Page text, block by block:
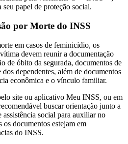
seu papel de proteção social.
por Morte do INSS
em casos de feminicídio, os
devem reunir a documentação
de óbito da segurada, documentos de
dependentes, além de documentos
econômica e o vínculo familiar.
site ou aplicativo Meu INSS, ou em
buscar orientação junto a
social para auxiliar no
os documentos estejam em
do INSS.